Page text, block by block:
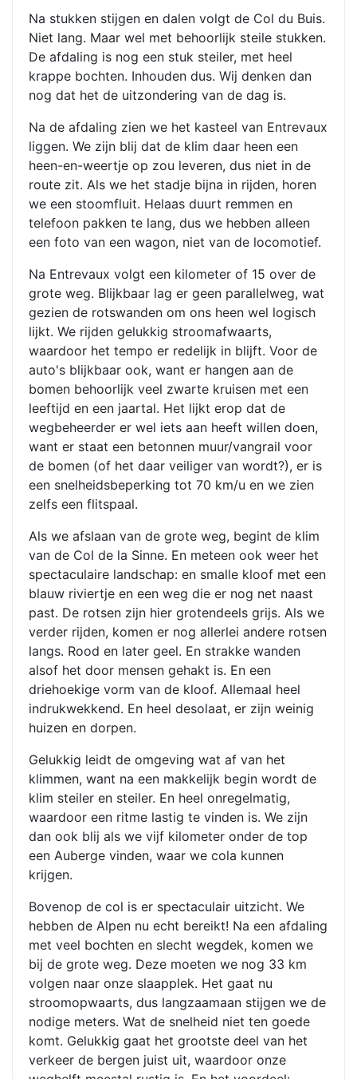
Na stukken stijgen en dalen volgt de Col du Buis.
Niet lang. Maar wel met behoorlijk steile stukken.
De afdaling is nog een stuk steiler, met heel
krappe bochten. Inhouden dus. Wij denken dan
nog dat het de uitzondering van de dag is.
Na de afdaling zien we het kasteel van Entrevaux
liggen. We zijn blij dat de klim daar heen een
heen-en-weertje op zou leveren, dus niet in de
route zit. Als we het stadje bijna in rijden, horen
we een stoomfluit. Helaas duurt remmen en
telefoon pakken te lang, dus we hebben alleen
een foto van een wagon, niet van de locomotief.
Na Entrevaux volgt een kilometer of 15 over de
grote weg. Blijkbaar lag er geen parallelweg, wat
gezien de rotswanden om ons heen wel logisch
lijkt. We rijden gelukkig stroomafwaarts,
waardoor het tempo er redelijk in blijft. Voor de
auto's blijkbaar ook, want er hangen aan de
bomen behoorlijk veel zwarte kruisen met een
leeftijd en een jaartal. Het lijkt erop dat de
wegbeheerder er wel iets aan heeft willen doen,
want er staat een betonnen muur/vangrail voor
de bomen (of het daar veiliger van wordt?), er is
een snelheidsbeperking tot 70 km/u en we zien
zelfs een flitspaal.
Als we afslaan van de grote weg, begint de klim
van de Col de la Sinne. En meteen ook weer het
spectaculaire landschap: en smalle kloof met een
blauw riviertje en een weg die er nog net naast
past. De rotsen zijn hier grotendeels grijs. Als we
verder rijden, komen er nog allerlei andere rotsen
langs. Rood en later geel. En strakke wanden
alsof het door mensen gehakt is. En een
driehoekige vorm van de kloof. Allemaal heel
indrukwekkend. En heel desolaat, er zijn weinig
huizen en dorpen.
Gelukkig leidt de omgeving wat af van het
klimmen, want na een makkelijk begin wordt de
klim steiler en steiler. En heel onregelmatig,
waardoor een ritme lastig te vinden is. We zijn
dan ook blij als we vijf kilometer onder de top
een Auberge vinden, waar we cola kunnen
krijgen.
Bovenop de col is er spectaculair uitzicht. We
hebben de Alpen nu echt bereikt! Na een afdaling
met veel bochten en slecht wegdek, komen we
bij de grote weg. Deze moeten we nog 33 km
volgen naar onze slaapplek. Het gaat nu
stroomopwaarts, dus langzaamaan stijgen we de
nodige meters. Wat de snelheid niet ten goede
komt. Gelukkig gaat het grootste deel van het
verkeer de bergen juist uit, waardoor onze